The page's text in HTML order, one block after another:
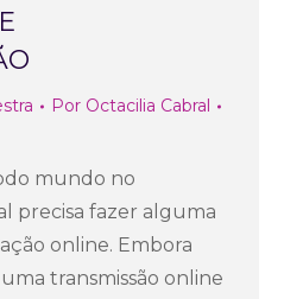
Por Octacilia Cabral
mundo no
precisa fazer alguma
online. Embora
transmissão online